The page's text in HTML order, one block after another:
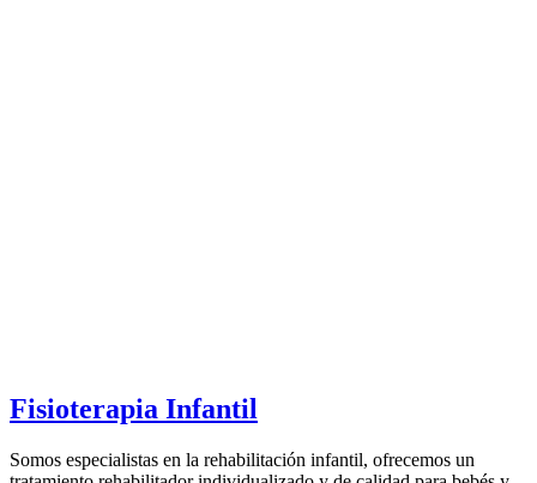
Fisioterapia Infantil
Somos especialistas en la rehabilitación infantil, ofrecemos un